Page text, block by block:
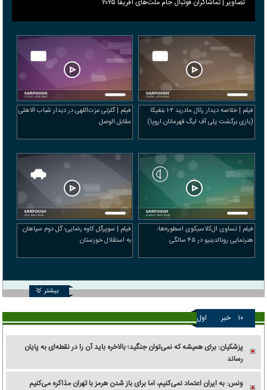
فیلم | خلاصه دیدار رئال مادرید ۲-۱ بنفیکا
(بازی برگشت پلی آف لیگ قهرمانان اروپا)
فیلم | گلزنی عزت‌اللهی در دیدار شباب الاهلی
مقابل الوصل
فیلم | تساوی ال‌کلاسیکوی اسطوره‌ها؛
هنرنمایی رونالدینیو در ۴۵ سالگی
فیلم | سوپرگل کاوه رضایی؛ گل دوم سپاهان
به استقلال خوزستان
بیشتر
۱۰ خبر اول
پزشکیان: برای همیشه که نمی‌توان جنگید؛ بالاخره باید آن را در نقطه‌ای به پایان
رساند
ونس: به ایران اعتماد نمی‌کنیم، اما برای باز شدن هرمز با تهران مذاکره می‌کنیم